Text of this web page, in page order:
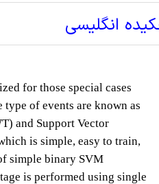
انگلیسی
for those special cases
of events are known as
and Support Vector
is simple, easy to train,
simple binary SVM
is performed using single